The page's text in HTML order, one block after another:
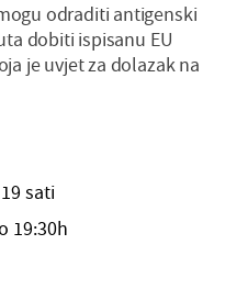
odraditi antigenski
dobiti ispisanu EU
je uvjet za dolazak na
sati
19:30h